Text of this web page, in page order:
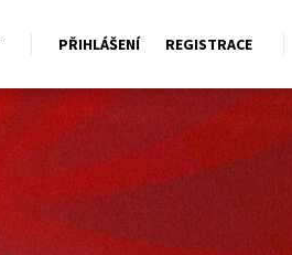
PŘIHLÁŠENÍ REGISTRACE